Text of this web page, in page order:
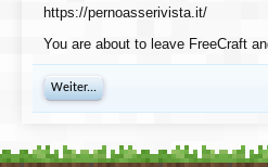
https://pernoasserivista.it/
You are about to leave FreeCraft
Weiter...